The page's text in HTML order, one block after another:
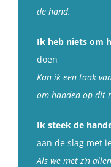
de hand.
Ik heb niets om
doen
Kan ik een taak
om handen op dit
Ik steek de
aan de slag met
Als we met z’n